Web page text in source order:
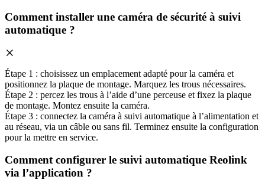
Comment installer une caméra de sécurité à suivi
automatique ?
Étape 1 : choisissez un emplacement adapté pour la caméra et
positionnez la plaque de montage. Marquez les trous nécessaires.
Étape 2 : percez les trous à l’aide d’une perceuse et fixez la plaque
de montage. Montez ensuite la caméra.
Étape 3 : connectez la caméra à suivi automatique à l’alimentation et
au réseau, via un câble ou sans fil. Terminez ensuite la configuration
pour la mettre en service.
Comment configurer le suivi automatique Reolink
via l’application ?